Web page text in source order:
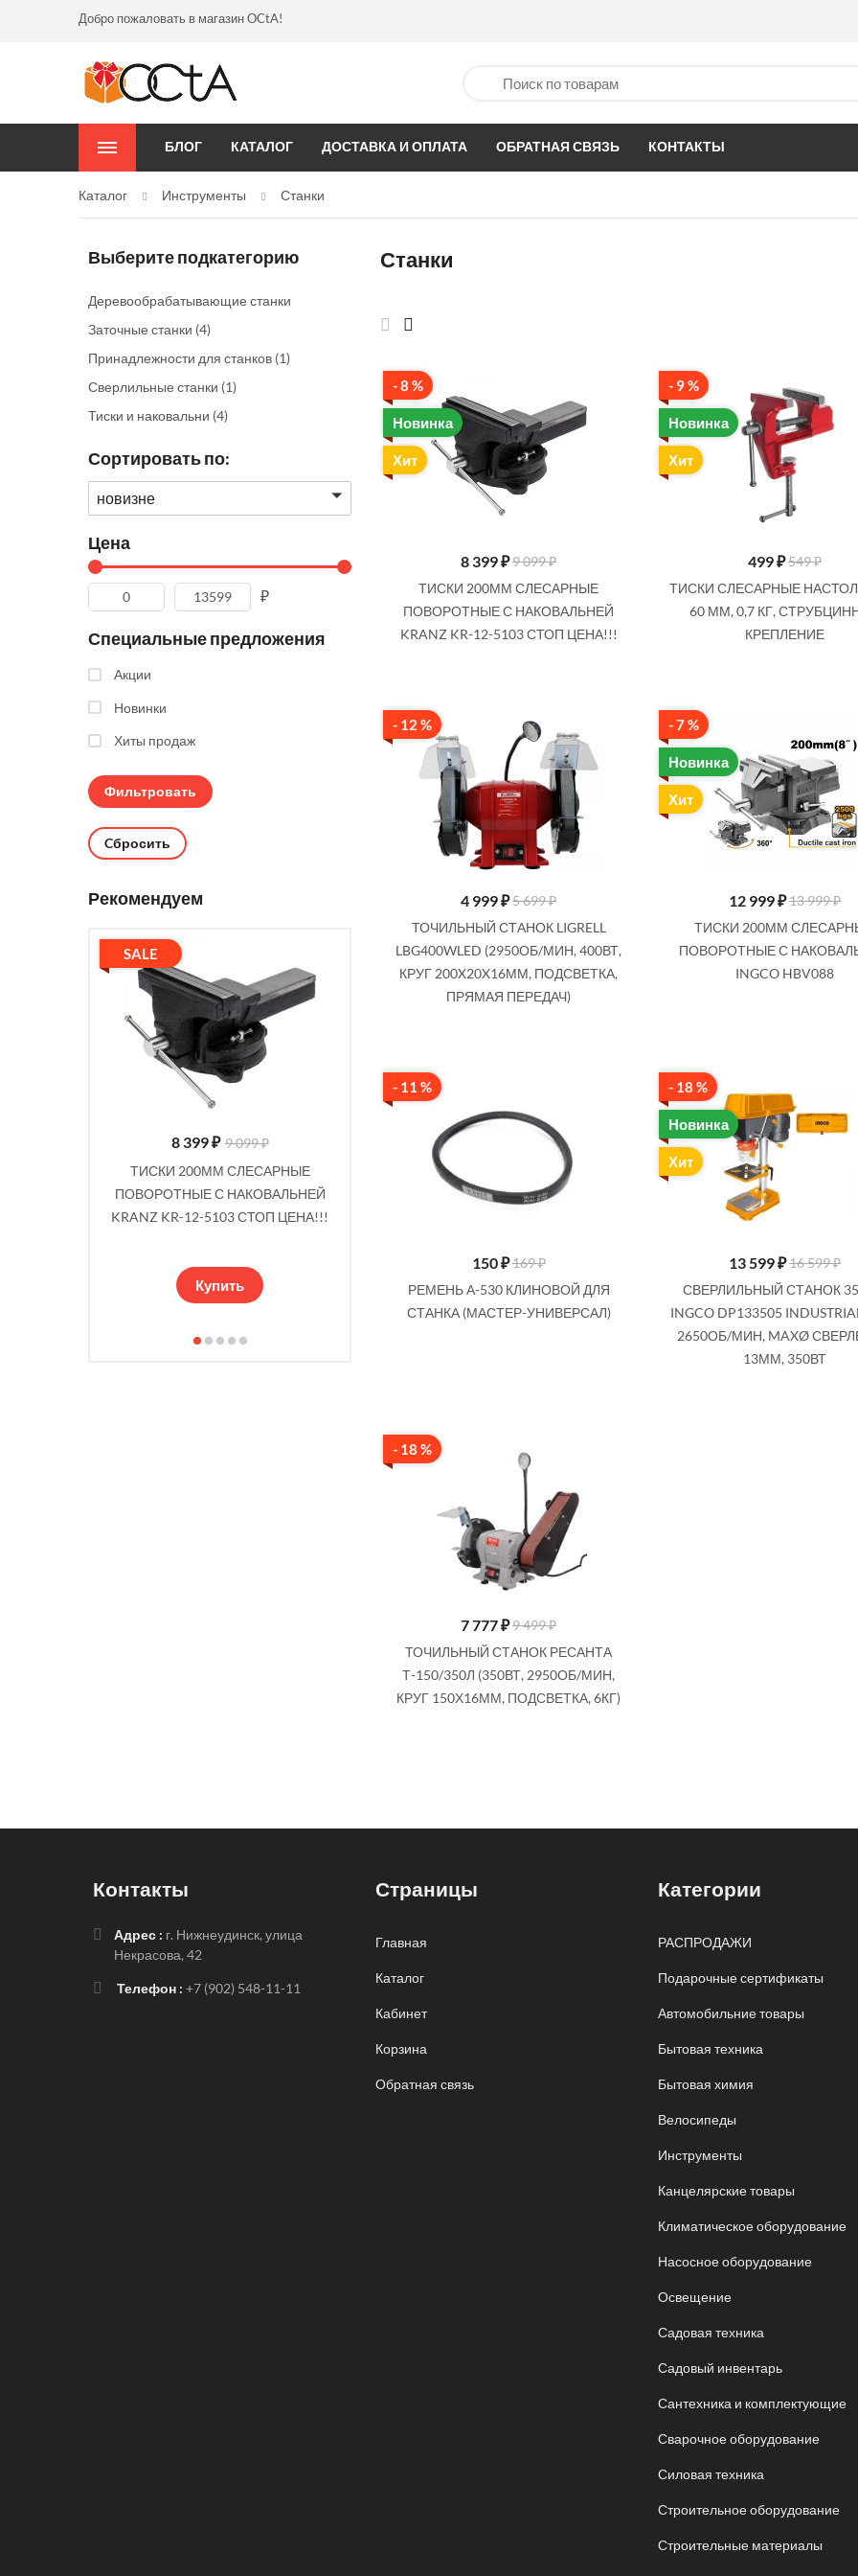
Добро пожаловать в магазин OCtA!
БЛОГ КАТАЛОГ ДОСТАВКА И ОПЛАТА ОБРАТНАЯ СВЯЗЬ КОНТАКТЫ
Каталог Инструменты Станки
Выберите подкатегорию
Деревообрабатывающие станки
Заточные станки (4)
Принадлежности для станков (1)
Сверлильные станки (1)
Тиски и наковальни (4)
Сортировать по:
новизне
Цена
₽
Специальные предложения
Акции
Новинки
Хиты продаж
Cбросить
Рекомендуем
SALE
8 399₽ 9 099 ₽
ТИСКИ 200ММ СЛЕСАРНЫЕ
ПОВОРОТНЫЕ С НАКОВАЛЬНЕЙ
KRANZ KR-12-5103 СТОП ЦЕНА!!!
Купить
SALE
499
ТИСКИ СЛЕСАРНЫЕ НАСТОЛЬНЫЕ,
60 ММ, 0,7 КГ, СТРУБЦИННОЕ
Купить
1 699₽ 1 899 ₽
ТИСКИ 60ММ СЛЕСАРНЫЕ INGCO
HBV082, 1.7 КГ, НАКОВАЛЬНЯ
40Х30ММ
Купить
Станки
- 8 %
Новинка
Хит
8 399₽9 099 ₽
ТИСКИ 200ММ СЛЕСАРНЫЕ
ПОВОРОТНЫЕ С НАКОВАЛЬНЕЙ
KRANZ KR-12-5103 СТОП ЦЕНА!!!
- 9 %
Новинка
Хит
499₽549 ₽
ТИСКИ СЛЕСАРНЫЕ
60 ММ, 0,7 КГ,
КРЕПЛЕНИЕ
- 12 %
4 999₽5 699 ₽
ТОЧИЛЬНЫЙ СТАНОК LIGRELL
LBG400WLED (2950ОБ/МИН, 400ВТ,
КРУГ 200X20X16ММ, ПОДСВЕТКА,
ПРЯМАЯ ПЕРЕДАЧ)
- 7 %
Новинка
Хит
12 999₽13 999 ₽
ТИСКИ 200ММ
ПОВОРОТНЫЕ С
INGCO HBV088
- 11 %
150₽169 ₽
РЕМЕНЬ А-530 КЛИНОВОЙ ДЛЯ
СТАНКА (МАСТЕР-УНИВЕРСАЛ)
- 18 %
Новинка
Хит
13 599₽16 599 ₽
СВЕРЛИЛЬНЫЙ СТАНОК
INGCO DP133505
2650ОБ/МИН, MAXØ
13ММ, 350ВТ
- 18 %
7 777₽9 499 ₽
ТОЧИЛЬНЫЙ СТАНОК РЕСАНТА
Т-150/350Л (350ВТ, 2950ОБ/МИН,
КРУГ 150Х16ММ, ПОДСВЕТКА, 6КГ)
Контакты
Адрес : г. Нижнеудинск, улица
Некрасова, 42
Телефон : +7 (902) 548-11-11
Страницы
Главная
Каталог
Кабинет
Корзина
Обратная связь
Категории
РАСПРОДАЖИ
Подарочные сертификаты
Автомобильние товары
Бытовая техника
Бытовая химия
Велосипеды
Инструменты
Канцелярские товары
Климатическое оборудование
Насосное оборудование
Освещение
Садовая техника
Садовый инвентарь
Сантехника и комплектующие
Сварочное оборудование
Силовая техника
Строительное оборудование
Строительные материалы